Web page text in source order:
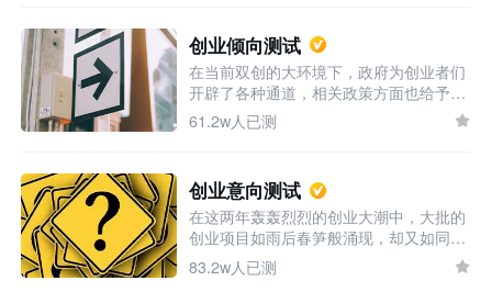
创业倾向测试
在当前双创的大环境下，政府为创业者们
开辟了各种通道，相关政策方面也给予了
大量的优惠，越来越多的人正投入到创
新、创业当中去，你是否也正跃跃欲试
61.2w人已测
创业意向测试
在这两年轰轰烈烈的创业大潮中，大批的
创业项目如雨后春笋般涌现，却又如同春
雨般无声无息湮灭于尘埃。创业是一项即
便你百分百投入也不一定会有产出的举
83.2w人已测